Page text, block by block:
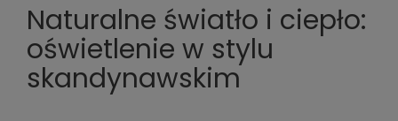
Naturalne światło i ciepło:
oświetlenie w stylu
skandynawskim